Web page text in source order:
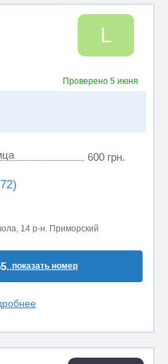
L
Проверено5 июня
600 грн.
14 р-н. Приморский
показать номер